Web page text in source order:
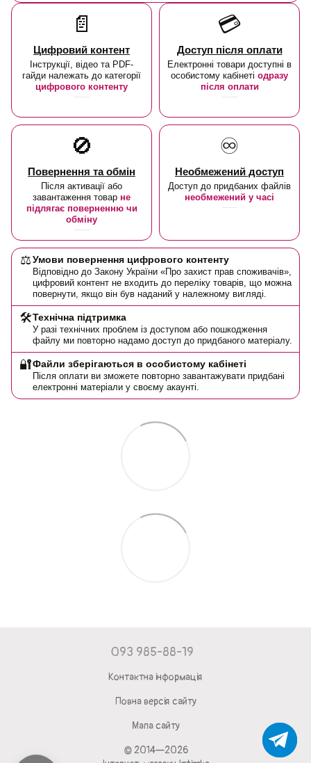
📄
Цифровий контент
Інструкції, відео та PDF-
гайди належать до категорії
цифрового контенту
💳
Доступ після оплати
Електронні товари доступні в
особистому кабінеті одразу
після оплати
🚫
Повернення та обмін
Після активації або
завантаження товар не
підлягає поверненню чи
обміну
♾️
Необмежений доступ
Доступ до придбаних файлів
необмежений у часі
⚖️Умови повернення цифрового контенту
Відповідно до Закону України «Про захист прав споживачів»,
цифровий контент не входить до переліку товарів, що можна
повернути, якщо він був наданий у належному вигляді.
🛠️Технічна підтримка
У разі технічних проблем із доступом або пошкодження
файлу ми повторно надамо доступ до придбаного матеріалу.
🔐Файли зберігаються в особистому кабінеті
Після оплати ви зможете повторно завантажувати придбані
електронні матеріали у своєму акаунті.
093 985-88-19
Контактна інформація
Повна версія сайту
Мапа сайту
© 2014—2026